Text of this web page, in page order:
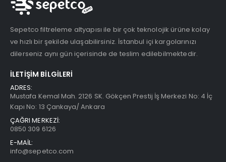
Sepetco filtreleme altyapısı ile bir çok teknolojik ürüne kolay
ve hızlı bir şekilde ulaşabilirsiniz. İstanbul içi kargolarınızı
dilerseniz aynı gün içerisinde de teslim edilebilmektedir.
İLETIŞIM BILGILERI
ADRES:
Mustafa Kemal Mah. 2126 SK. Gökçen Prestij İş Merkezi No: 4 İç
Kapı No: 13 Çankaya/ Ankara
ÇAĞRI MERKEZİ:
0850 309 6126
E-MAİL:
info@sepetco.com